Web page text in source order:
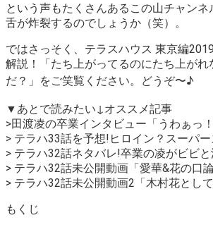
という声もたくさんあるこの山チャン
舌が炸裂するのでしょうか（笑）。
ではさっそく、テラスハウス 東京編
解説！
「たち上がってるのにたち上が
だ？」 をご笑覧ください。どうぞ〜♪
▼あとで読みたい↓オススメ記事
>田渡凌の卒業インタビュー「うわぁっ！
> テラハ33話を予想!ヒロイン？スーパー
> テラハ32話ネタバレ!卒業の凌がビビと
> テラハ32話未公開動画「愛華&花の口論
> テラハ32話未公開動画2「木村花とし
もくじ